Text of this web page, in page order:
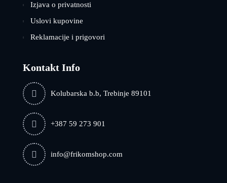
Izjava o privatnosti
Uslovi kupovine
Reklamacije i prigovori
Kontakt Info
Kolubarska b.b, Trebinje 89101
+387 59 273 901
info@frikomshop.com